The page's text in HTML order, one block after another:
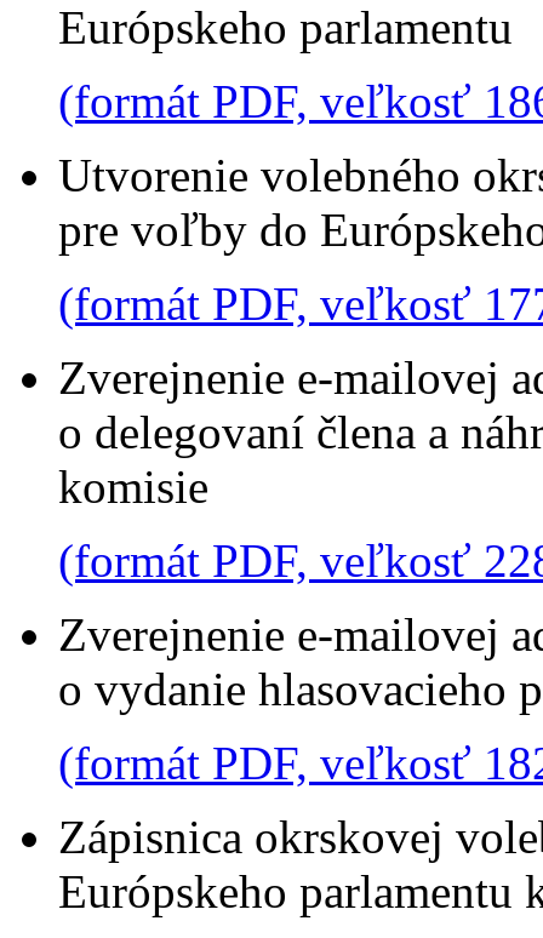
Európskeho parlamentu
(formát PDF, veľkosť
Utvorenie volebného
pre voľby do
(formát PDF, veľkosť
Zverejnenie e-mailovej
o delegovaní člena a
komisie
(formát PDF, veľkosť
Zverejnenie e-mailovej
o vydanie hlasovacieho
(formát PDF, veľkosť
Zápisnica okrskovej
Európskeho parlamentu